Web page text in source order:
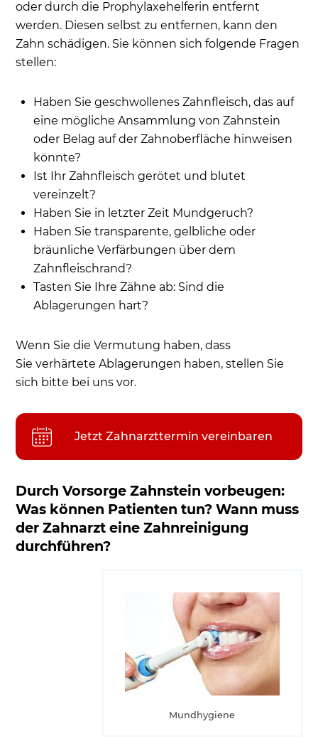
oder durch die Prophylaxehelferin entfernt
werden. Diesen selbst zu entfernen, kann den
Zahn schädigen. Sie können sich folgende Fragen
stellen:
Haben Sie geschwollenes Zahnfleisch, das auf
eine mögliche Ansammlung von Zahnstein
oder Belag auf der Zahnoberfläche hinweisen
könnte?
Ist Ihr Zahnfleisch gerötet und blutet
vereinzelt?
Haben Sie in letzter Zeit Mundgeruch?
Haben Sie transparente, gelbliche oder
bräunliche Verfärbungen über dem
Zahnfleischrand?
Tasten Sie Ihre Zähne ab: Sind die
Ablagerungen hart?
Wenn Sie die Vermutung haben, dass
Sie verhärtete Ablagerungen haben, stellen Sie
sich bitte bei uns vor.
Jetzt Zahnarzttermin vereinbaren
Durch Vorsorge Zahnstein vorbeugen:
Was können Patienten tun? Wann muss
der Zahnarzt eine Zahnreinigung
durchführen?
Mundhygiene